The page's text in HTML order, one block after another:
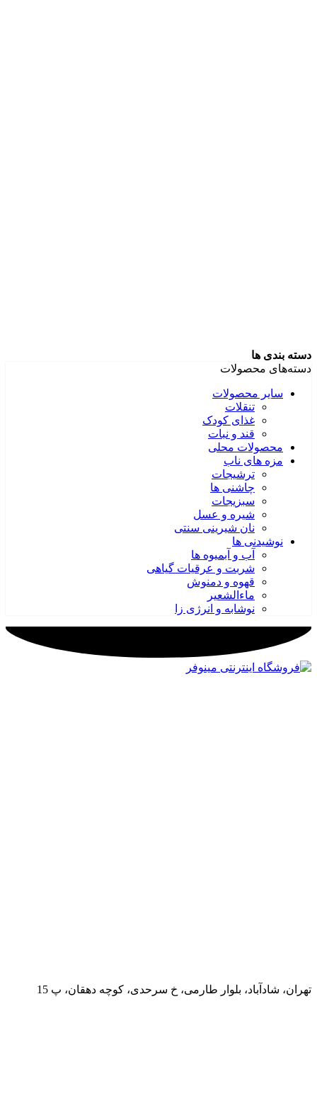
دسته بندی ها
دسته‌های محصولات
سایر محصولات
تنقلات
غذای کودک
قند و نبات
محصولات محلی
مزه های ناب
ترشیجات
چاشنی ها
سبزیجات
شیره و عسل
نان شیرینی سنتی
نوشیدنی ها
آب و آبمیوه ها
شربت و عرقیات گیاهی
قهوه و دمنوش
ماءالشعیر
نوشابه و انرژی زا
تهران، شادآباد، بلوار طارمی، خ سرحدی، کوچه دهقان، پ 15